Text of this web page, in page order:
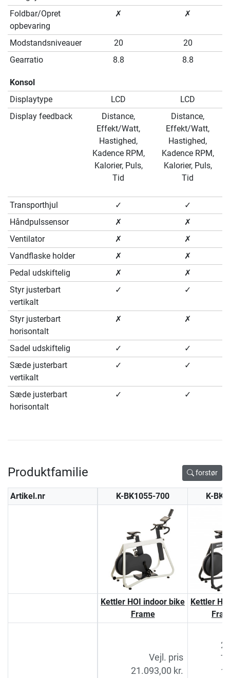
Foldbar/Opret
opbevaring
✗ ✗
Modstandsniveauer 20
20
Gearratio
8.8 8.8
Konsol
Displaytype
LCD
LCD
Display feedback
Distance,
Effekt/Watt,
Hastighed,
Kadence RPM,
Kalorier, Puls,
Tid
Distance,
Effekt/Watt,
Hastighed,
Kadence RPM,
Kalorier, Puls,
Tid
Transporthjul ✓
✓
Håndpulssensor
✗
✗
Ventilator
✗
✗
Vandflaske holder
✗
✗
Pedal udskiftelig
✗
✗
Styr justerbart
vertikalt
✓ ✓
Styr justerbart
horisontalt
✗ ✗
Sadel udskiftelig ✓
✓
Sæde justerbart
vertikalt
✓ ✓
Sæde justerbart
horisontalt
✓ ✓
Produktfamilie forstør
Artikel.nr K-BK1055-700 K-
Kettler HOI indoor bike
Frame
Kettler
Vejl. pris
21.093,00 kr.